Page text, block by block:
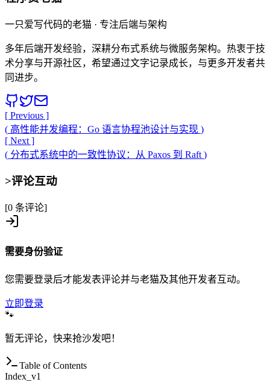
一只爱写代码的老猫 · 专注后端与架构
多年后端开发经验，深耕分布式系统与微服务架构。热衷于技
术分享与开源社区，希望通过文字记录成长，与更多开发者共
同进步。
[ Previous ]
( 高性能并发编程：Go 语言协程池设计与实现 )
[ Next ]
( 分布式系统中的一致性协议：从 Paxos 到 Raft )
>评论互动
[0 条评论]
需要身份验证
您需要登录后才能发表评论并与老猫及其他开发者互动。
立即登录
🐾
暂无评论，快来抢沙发吧！
Table of Contents
Index_v1